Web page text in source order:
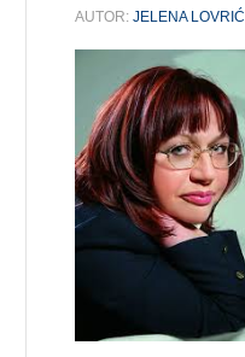
AUTOR:JELENA LOVRIĆ